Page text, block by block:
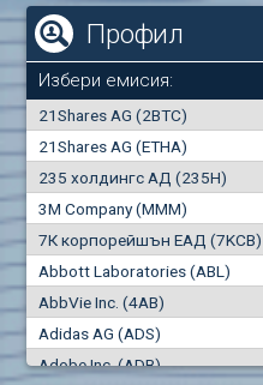
Профил
Избери емисия:
21Shares AG (2BTC)
21Shares AG (ETHA)
235 холдингс АД (235H)
3M Company (MMM)
7К корпорейшън ЕАД (7KCB)
Abbott Laboratories (ABL)
AbbVie Inc. (4AB)
Adidas AG (ADS)
Adobe Inc. (ADB)
0000
0.000
Най-добра
"купува"
0
Сделки
0